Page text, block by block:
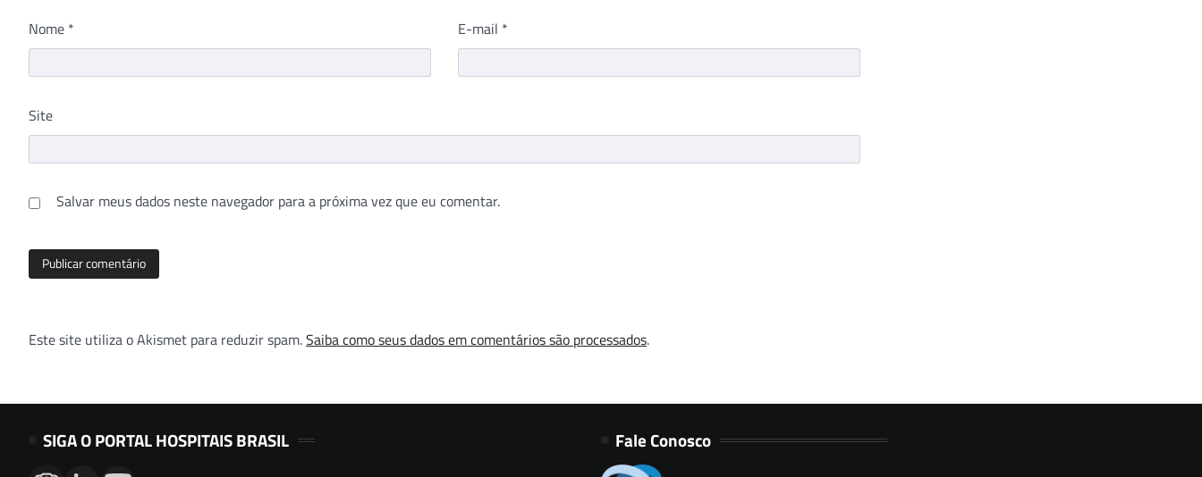
Nome * E-mail *
Site
Salvar meus dados neste navegador para a próxima vez que eu comentar.
Este site utiliza o Akismet para reduzir spam.Saiba como seus dados em comentários são processados.
SIGA O PORTAL HOSPITAIS BRASIL Fale Conosco